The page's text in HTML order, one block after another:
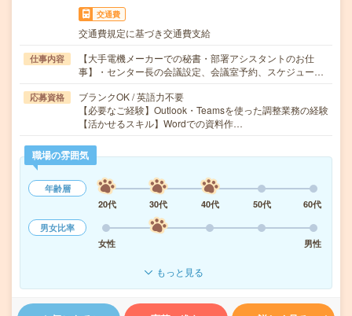
交通費
交通費規定に基づき交通費支給
仕事内容
【大手電機メーカーでの秘書・部署アシスタントのお仕
事】・センター長の会議設定、会議室予約、スケジュー…
応募資格
ブランクOK / 英語力不要
【必要なご経験】Outlook・Teamsを使った調整業務の経験
【活かせるスキル】Wordでの資料作…
職場の雰囲気
年齢層
20代
30代 40代 50代
60代
男女比率
女性
男性
もっと見る